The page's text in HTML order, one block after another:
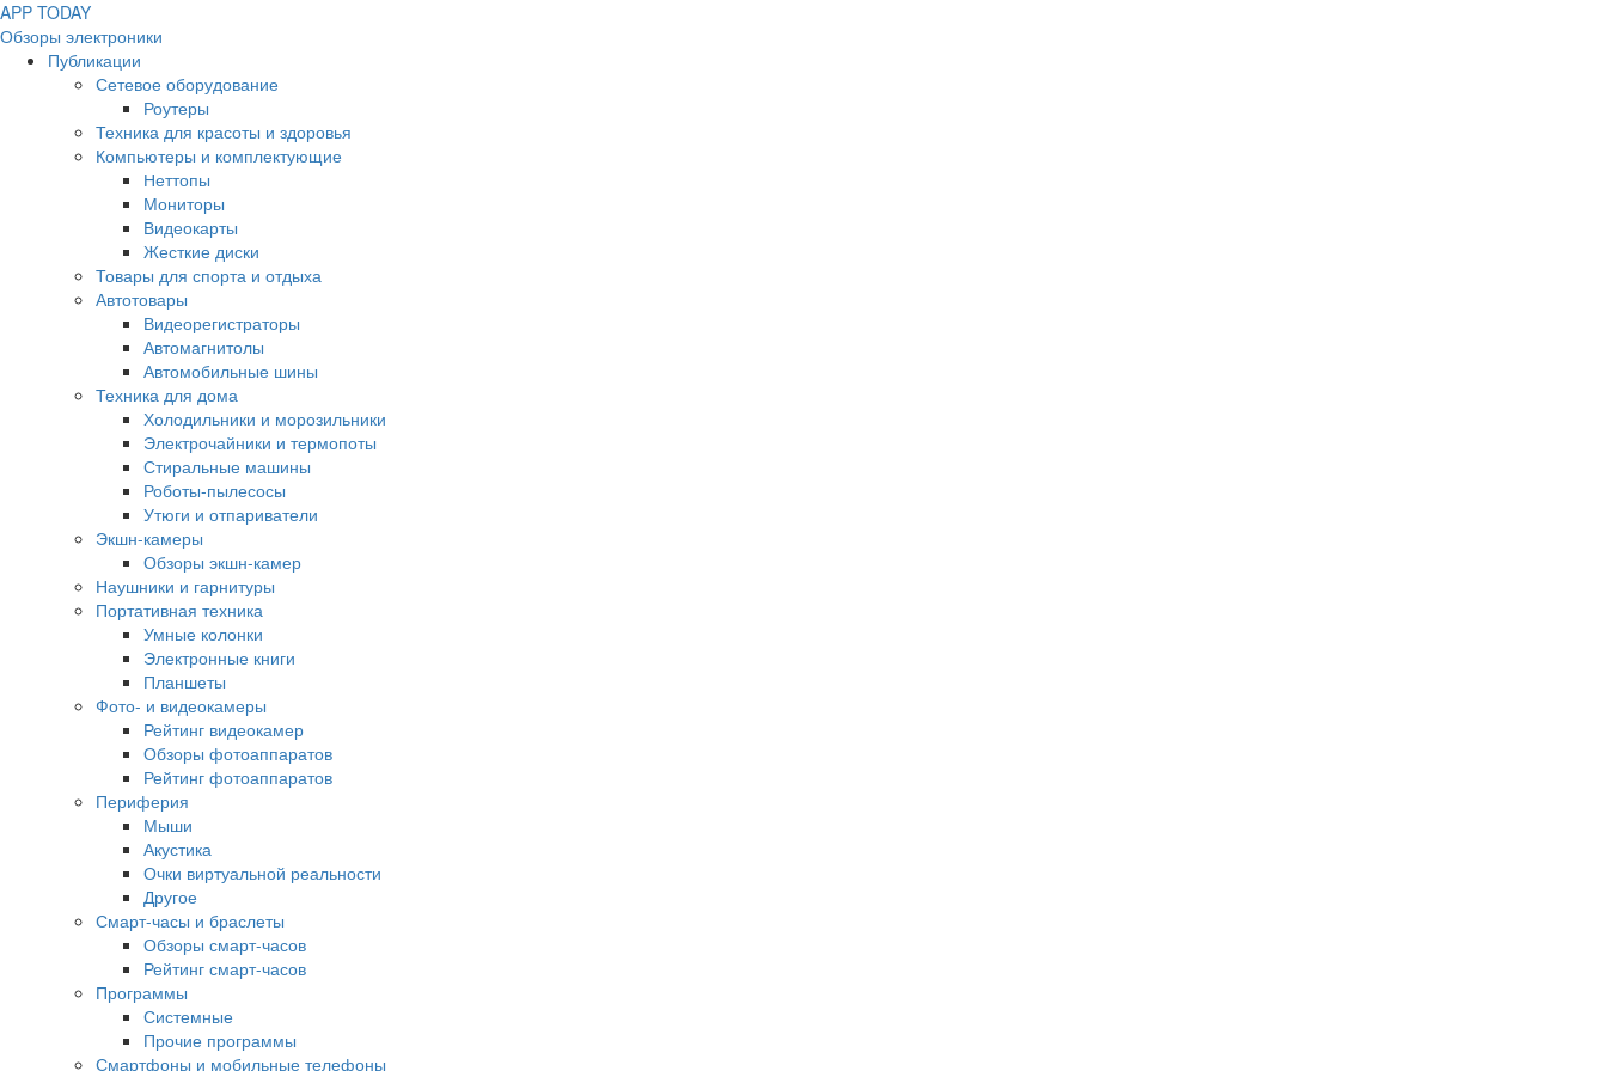
APP TODAY
Обзоры электроники
Публикации
Сетевое оборудование
Роутеры
Техника для красоты и здоровья
Компьютеры и комплектующие
Неттопы
Мониторы
Видеокарты
Жесткие диски
Товары для спорта и отдыха
Автотовары
Видеорегистраторы
Автомагнитолы
Автомобильные шины
Техника для дома
Холодильники и морозильники
Электрочайники и термопоты
Стиральные машины
Роботы-пылесосы
Утюги и отпариватели
Экшн-камеры
Обзоры экшн-камер
Наушники и гарнитуры
Портативная техника
Умные колонки
Электронные книги
Планшеты
Фото- и видеокамеры
Рейтинг видеокамер
Обзоры фотоаппаратов
Рейтинг фотоаппаратов
Периферия
Мыши
Акустика
Очки виртуальной реальности
Другое
Смарт-часы и браслеты
Обзоры смарт-часов
Рейтинг смарт-часов
Программы
Системные
Прочие программы
Смартфоны и мобильные телефоны